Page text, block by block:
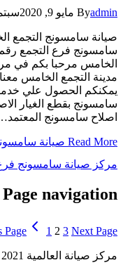
Byadmin مايو 9, 2020 سبتمبر
سامسونج فرع التجمع
الخامس مرحبا بكم في
مدينة التجمع الخامس
يمكنكم الحصول علي
سامسونج بقطع الغيار
اصلاح سامسونج
Read More
مركز صيانة سامسونج
Page navigation
Page 1 2 3 Next Page
مركز صيانة العالمية 2021